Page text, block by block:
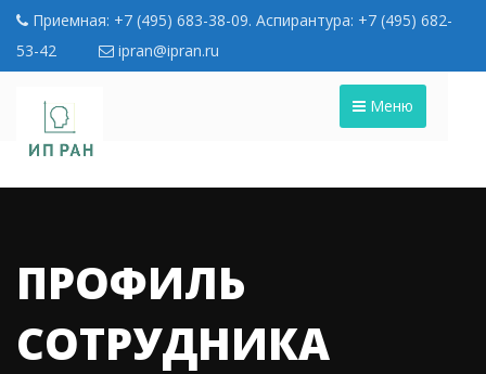
Приемная: +7 (495) 683-38-09. Аспирантура: +7 (495) 682-
53-42
ipran@ipran.ru
Меню
ПРОФИЛЬ
СОТРУДНИКА